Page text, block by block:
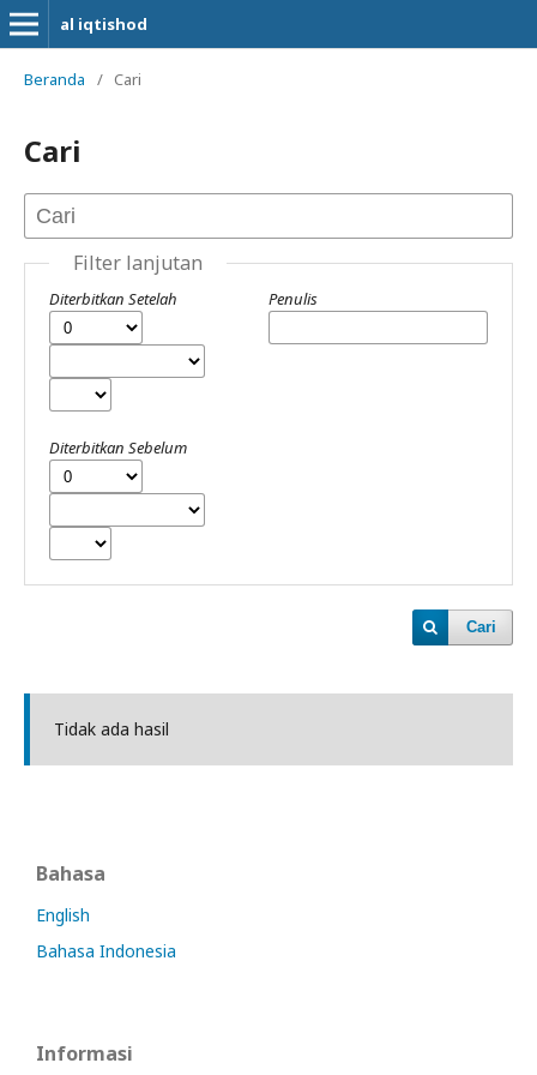
al iqtishod
Beranda / Cari
Cari
Filter lanjutan
Diterbitkan Setelah
Diterbitkan Sebelum
Penulis
Cari
Tidak ada hasil
Bahasa
English
Bahasa Indonesia
Informasi